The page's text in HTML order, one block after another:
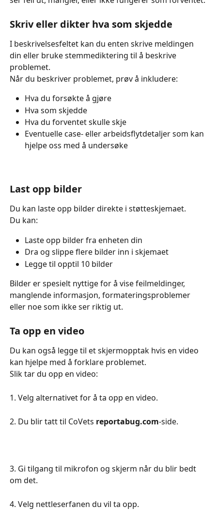
Skriv eller dikter hva som skjedde
I beskrivelsesfeltet kan du enten skrive meldingen
din eller bruke stemmediktering til å beskrive
problemet.
Når du beskriver problemet, prøv å inkludere:
Hva du forsøkte å gjøre
Hva som skjedde
Hva du forventet skulle skje
Eventuelle case- eller arbeidsflytdetaljer som kan
hjelpe oss med å undersøke
Last opp bilder
Du kan laste opp bilder direkte i støtteskjemaet.
Du kan:
Laste opp bilder fra enheten din
Dra og slippe flere bilder inn i skjemaet
Legge til opptil 10 bilder
Bilder er spesielt nyttige for å vise feilmeldinger,
manglende informasjon, formateringsproblemer
eller noe som ikke ser riktig ut.
Ta opp en video
Du kan også legge til et skjermopptak hvis en video
kan hjelpe med å forklare problemet.
Slik tar du opp en video:
1. Velg alternativet for å ta opp en video.
2. Du blir tatt til CoVets reportabug.com-side.
3. Gi tilgang til mikrofon og skjerm når du blir bedt
om det.
4. Velg nettleserfanen du vil ta opp.